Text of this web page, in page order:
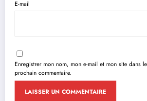
E-mail
Enregistrer mon nom, mon e-mail et mon site dans
prochain commentaire.